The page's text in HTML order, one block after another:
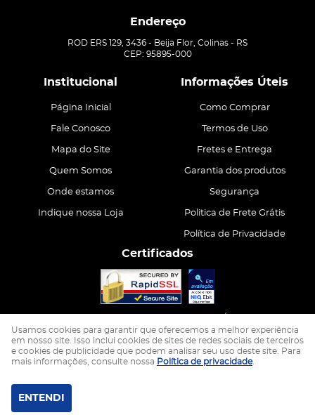
Endereço
ROD ERS 129, 3436 - Beija Flor, Colinas - RS
CEP: 95895-000
Institucional
Página Inicial
Fale Conosco
Mapa do Site
Quem Somos
Onde estamos
Indique nossa Loja
Informações Úteis
Como Comprar
Termos de Uso
Fretes e Entrega
Garantia dos produtos
Segurança
Politica de Frete Grátis
Política de Privacidade
Certificados
LOJA VIRTUAL CRIADA POR
Usamos cookies para garantir que oferecemos a melhor experiência
em nosso site. Isso inclui cookies de sites de redes sociais de terceiros
e cookies de publicidade que podem analisar seu uso deste site. Para
mais informações, consulte nossa Política de privacidade.
ENTENDI